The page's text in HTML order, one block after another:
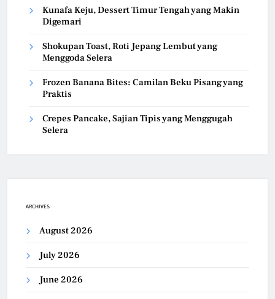
Kunafa Keju, Dessert Timur Tengah yang Makin
Digemari
Shokupan Toast, Roti Jepang Lembut yang
Menggoda Selera
Frozen Banana Bites: Camilan Beku Pisang yang
Praktis
Crepes Pancake, Sajian Tipis yang Menggugah
Selera
ARCHIVES
August 2026
July 2026
June 2026